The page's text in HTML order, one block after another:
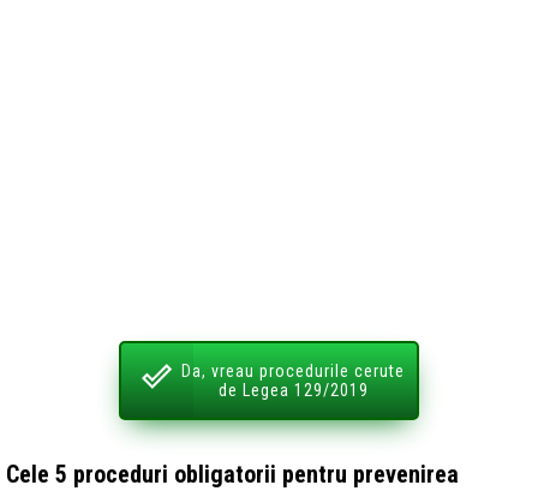
Da, vreau procedurile cerute
de Legea 129/2019
Cele 5 proceduri obligatorii pentru prevenirea